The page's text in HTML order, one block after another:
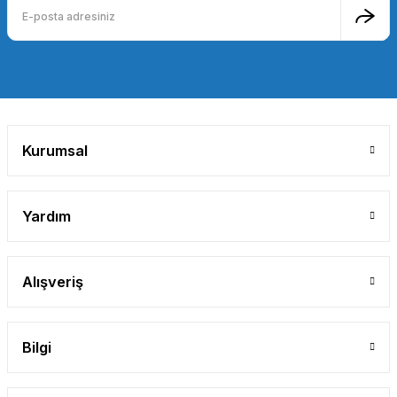
Bu ürüne benzer farklı alternatifler olmalı.
Kurumsal
Yardım
Alışveriş
Bilgi